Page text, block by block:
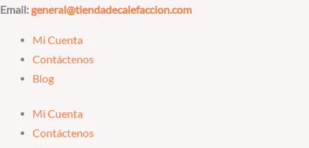
Ir
contenido
Email:general@tiendadecalefaccion.com
Mi Cuenta
Contáctenos
Blog
Mi Cuenta
Contáctenos